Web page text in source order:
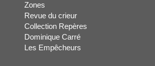
Zones
Revue du crieur
Collection Repères
Dominique Carré
Les Empêcheurs